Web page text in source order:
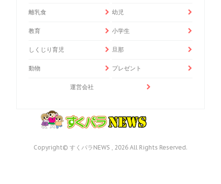
離乳食 幼児
教育 小学生
しくじり育児 旦那
動物 プレゼント
運営会社
Copyright© すくパラNEWS , 2026 All Rights Reserved.